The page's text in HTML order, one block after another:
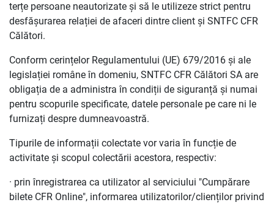
terțe persoane neautorizate și să le utilizeze strict pentru
desfășurarea relației de afaceri dintre client și SNTFC CFR
Călători.
Conform cerințelor Regulamentului (UE) 679/2016 și ale
legislației române în domeniu, SNTFC CFR Călători SA are
obligația de a administra în condiții de siguranță și numai
pentru scopurile specificate, datele personale pe care ni le
furnizați despre dumneavoastră.
Tipurile de informații colectate vor varia în funcție de
activitate și scopul colectării acestora, respectiv:
· prin înregistrarea ca utilizator al serviciului "Cumpărare
bilete CFR Online", informarea utilizatorilor/clienților privind